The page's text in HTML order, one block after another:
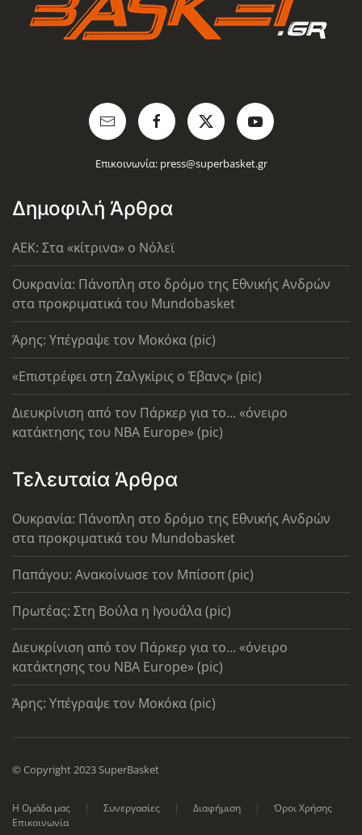
Επικοινωνία: press@superbasket.gr
Δημοφιλή Άρθρα
AEK: Στα «κίτρινα» ο Νόλεϊ
Ουκρανία: Πάνοπλη στο δρόμο της Εθνικής Ανδρών
στα προκριματικά του Mundobasket
Άρης: Υπέγραψε τον Μοκόκα (pic)
«Επιστρέφει στη Ζαλγκίρις ο Έβανς» (pic)
Διευκρίνιση από τον Πάρκερ για το... «όνειρο
κατάκτησης του ΝΒΑ Europe» (pic)
Τελευταία Άρθρα
Ουκρανία: Πάνοπλη στο δρόμο της Εθνικής Ανδρών
στα προκριματικά του Mundobasket
Παπάγου: Ανακοίνωσε τον Μπίσοπ (pic)
Πρωτέας: Στη Βούλα η Ιγουάλα (pic)
Διευκρίνιση από τον Πάρκερ για το... «όνειρο
κατάκτησης του ΝΒΑ Europe» (pic)
Άρης: Υπέγραψε τον Μοκόκα (pic)
© Copyright 2023 SuperBasket
Η Ομάδα μας Συνεργασίες Διαφήμιση
Όροι Χρήσης
Επικοινωνία